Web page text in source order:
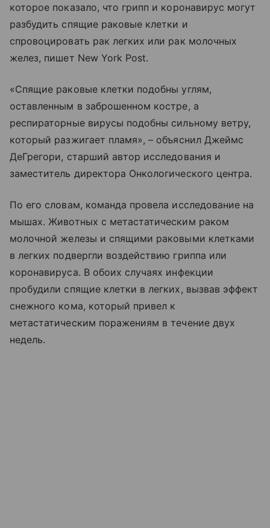
которое показало, что грипп и коронавирус могут
разбудить спящие раковые клетки и
спровоцировать рак легких или рак молочных
желез, пишет New York Post.
«Спящие раковые клетки подобны углям,
оставленным в заброшенном костре, а
респираторные вирусы подобны сильному ветру,
который разжигает пламя», – объяснил Джеймс
ДеГрегори, старший автор исследования и
заместитель директора Онкологического центра.
По его словам, команда провела исследование на
мышах. Животных с метастатическим раком
молочной железы и спящими раковыми клетками
в легких подвергли воздействию гриппа или
коронавируса. В обоих случаях инфекции
пробудили спящие клетки в легких, вызвав эффект
снежного кома, который привел к
метастатическим поражениям в течение двух
недель.